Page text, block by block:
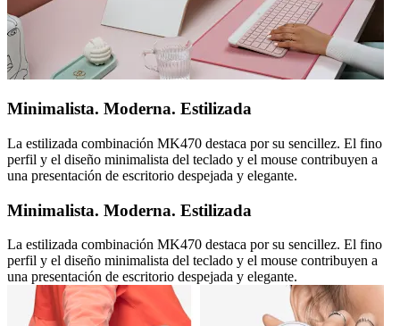
Minimalista. Moderna. Estilizada
La estilizada combinación MK470 destaca por su sencillez. El fino
perfil y el diseño minimalista del teclado y el mouse contribuyen a
una presentación de escritorio despejada y elegante.
Minimalista. Moderna. Estilizada
La estilizada combinación MK470 destaca por su sencillez. El fino
perfil y el diseño minimalista del teclado y el mouse contribuyen a
una presentación de escritorio despejada y elegante.